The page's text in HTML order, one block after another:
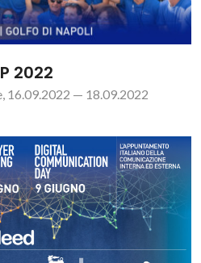
2022
16.09.2022 — 18.09.2022